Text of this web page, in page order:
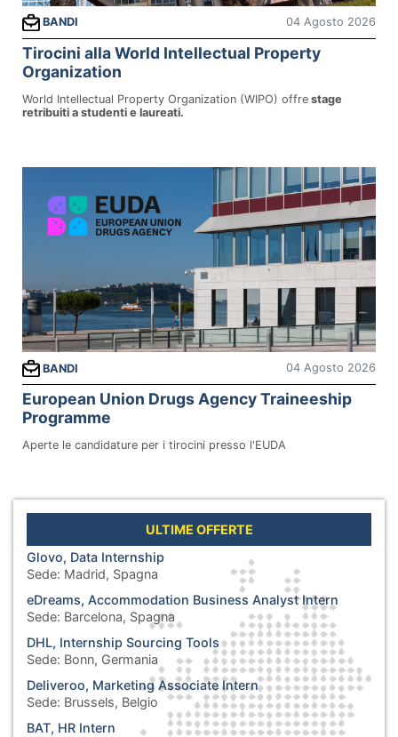
ULTIME OFFERTE
Glovo, Data Internship
Sede: Madrid, Spagna
eDreams, Accommodation Business Analyst Intern
Sede: Barcelona, Spagna
DHL, Internship Sourcing Tools
Sede: Bonn, Germania
Deliveroo, Marketing Associate Intern
Sede: Brussels, Belgio
BAT, HR Intern
BANDI 04 Agosto 2026
Tirocini alla World Intellectual Property
Organization
World Intellectual Property Organization (WIPO) offre stage
retribuiti a studenti e laureati.
BANDI 04 Agosto 2026
European Union Drugs Agency Traineeship
Programme
Aperte le candidature per i tirocini presso l'EUDA